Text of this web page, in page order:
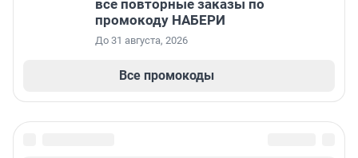
все повторные заказы по
промокоду НАБЕРИ
До 31 августа, 2026
Все промокоды